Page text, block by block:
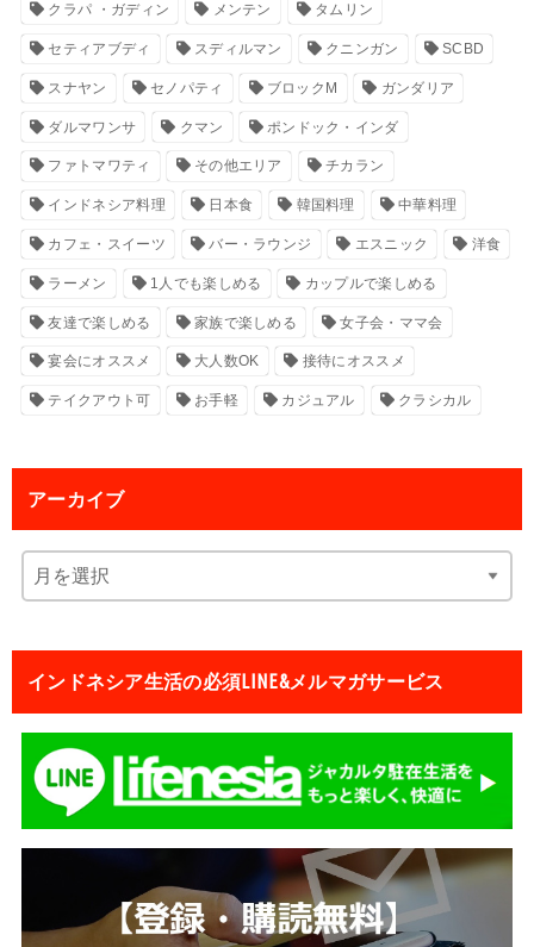
クラパ ・ガディン メンテン タムリン
セティアブディ スディルマン クニンガン SCBD
スナヤン セノパティ ブロックM ガンダリア
ダルマワンサ クマン ポンドック・インダ
ファトマワティ その他エリア チカラン
インドネシア料理 日本食 韓国料理 中華料理
カフェ・スイーツ バー・ラウンジ エスニック 洋食
ラーメン 1人でも楽しめる カップルで楽しめる
友達で楽しめる 家族で楽しめる 女子会・ママ会
宴会にオススメ 大人数OK 接待にオススメ
テイクアウト可 お手軽 カジュアル クラシカル
アーカイブ
インドネシア生活の必須LINE&メルマガサービス